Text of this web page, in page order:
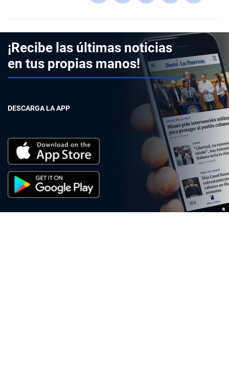
¡Recibe las últimas noticias
en tus propias manos!
DESCARGA LA APP